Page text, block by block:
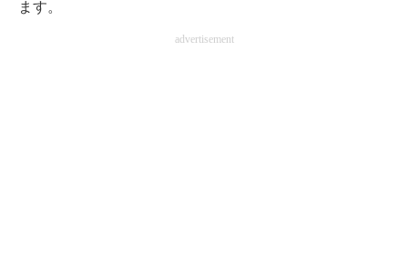
モノづくり技術者専門サイト
ます。
advertisement